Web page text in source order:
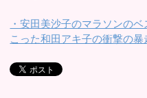
・安田美沙子のマラソンの
こった和田アキ子の衝撃の暴